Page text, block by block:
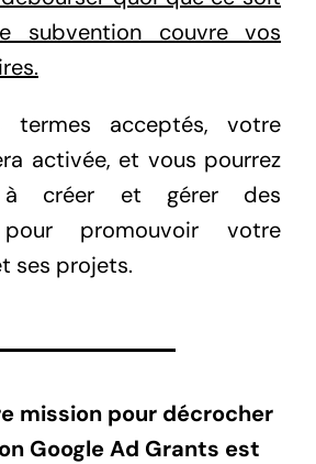
subvention couvre vos
termes acceptés, votre
activée, et vous pourrez
à créer et gérer des
pour promouvoir votre
ses projets.
mission pour décrocher
Google Ad Grants est